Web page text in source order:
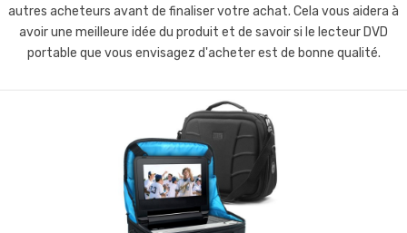
autres acheteurs avant de finaliser votre achat. Cela vous aidera à
avoir une meilleure idée du produit et de savoir si le lecteur DVD
portable que vous envisagez d'acheter est de bonne qualité.